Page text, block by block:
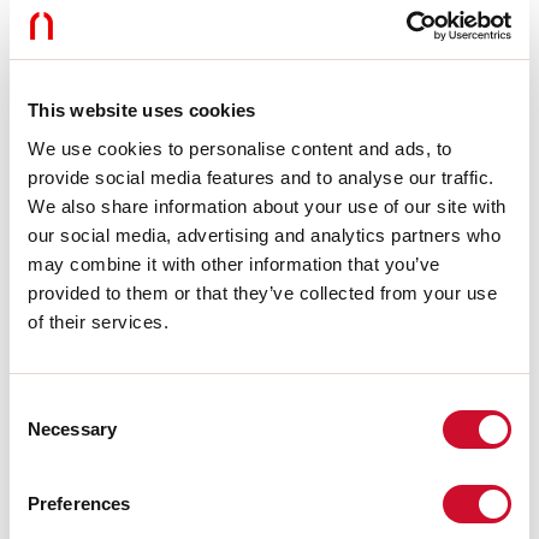
This website uses cookies
We use cookies to personalise content and ads, to
provide social media features and to analyse our traffic.
We also share information about your use of our site with
our social media, advertising and analytics partners who
may combine it with other information that you’ve
provided to them or that they’ve collected from your use
of their services.
Selection
Necessary
Preferences
Dimmen:
Lengte:
724mm
Gewicht:
0.47kg
Technische gegevens
Armatuurlichtstroom:
2024lm
IP:
20
Isolatieklasse:
III
Aantal voedingen per armatuur:
Lichtbron:
LED